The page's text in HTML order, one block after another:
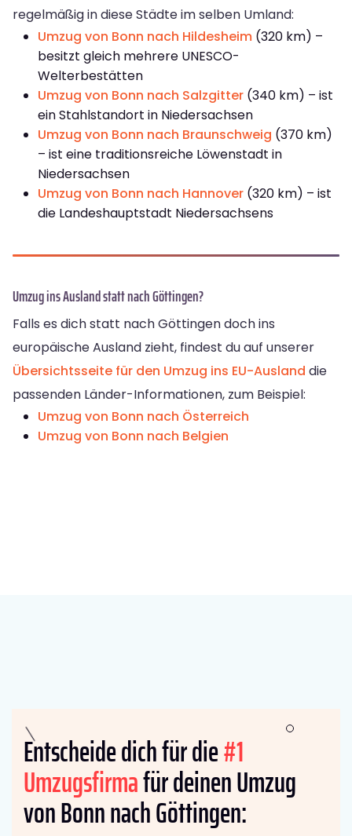
regelmäßig in diese Städte im selben Umland:
Umzug von Bonn nach Hildesheim (320 km) –
besitzt gleich mehrere UNESCO-
Welterbestätten
Umzug von Bonn nach Salzgitter (340 km) – ist
ein Stahlstandort in Niedersachsen
Umzug von Bonn nach Braunschweig (370 km)
– ist eine traditionsreiche Löwenstadt in
Niedersachsen
Umzug von Bonn nach Hannover (320 km) – ist
die Landeshauptstadt Niedersachsens
Umzug ins Ausland statt nach Göttingen?
Falls es dich statt nach Göttingen doch ins
europäische Ausland zieht, findest du auf unserer
Übersichtsseite für den Umzug ins EU-Ausland die
passenden Länder-Informationen, zum Beispiel:
Umzug von Bonn nach Österreich
Umzug von Bonn nach Belgien
Entscheide dich für die#1
Umzugsfirmafür deinen Umzug
von Bonn nach Göttingen: